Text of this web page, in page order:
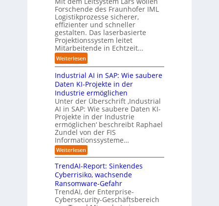
s
l
ö
s
u
n
g
e
n
i
e
a
u
t
o
m
a
i
s
i
e
r
u
n
g
a
l
B
s
i
n
e
s
s
E
c
o
y
s
t
e
m
v
o
n
F
o
r
n
.
O
g
w
ä
c
h
s
t
w
e
i
t
e
r
e
z
e
g
t
M
i
s
s
r
a
u
e
n
g
e
g
e
n
ü
b
e
Forschende des Fraunhofer IML
Logistikprozesse sicherer,
effizienter und schneller
gestalten. Das laserbasierte
Projektionssystem leitet
Mitarbeitende in Echtzeit…
Weiterlesen:
L
a
r
s
h
l
f
t
b
e
i
d
e
r
O
r
Industrial AI in SAP: Wie saubere
Daten KI-Projekte in der
Industrie ermöglichen
Unter der Überschrift ‚Industrial
AI in SAP: Wie saubere Daten KI-
Projekte in der Industrie
ermöglichen‘ beschreibt Raphael
Zundel von der FIS
Informationssysteme…
Weiterlesen:
I
n
d
u
s
t
r
i
TrendAI-Report: Sinkendes
Cyberrisiko, wachsende
Ransomware-Gefahr
TrendAI, der Enterprise-
Cybersecurity-Geschäftsbereich